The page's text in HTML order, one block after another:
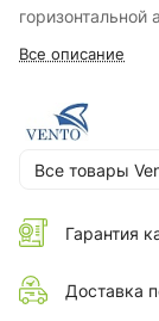
горизонтальной
Все описание
Все товары
Гарантия
Доставка